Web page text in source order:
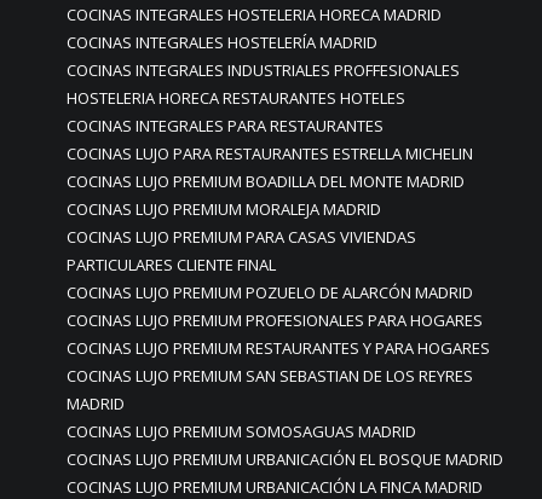
COCINAS INTEGRALES HOSTELERIA HORECA MADRID
COCINAS INTEGRALES HOSTELERÍA MADRID
COCINAS INTEGRALES INDUSTRIALES PROFFESIONALES
HOSTELERIA HORECA RESTAURANTES HOTELES
COCINAS INTEGRALES PARA RESTAURANTES
COCINAS LUJO PARA RESTAURANTES ESTRELLA MICHELIN
COCINAS LUJO PREMIUM BOADILLA DEL MONTE MADRID
COCINAS LUJO PREMIUM MORALEJA MADRID
COCINAS LUJO PREMIUM PARA CASAS VIVIENDAS
PARTICULARES CLIENTE FINAL
COCINAS LUJO PREMIUM POZUELO DE ALARCÓN MADRID
COCINAS LUJO PREMIUM PROFESIONALES PARA HOGARES
COCINAS LUJO PREMIUM RESTAURANTES Y PARA HOGARES
COCINAS LUJO PREMIUM SAN SEBASTIAN DE LOS REYRES
MADRID
COCINAS LUJO PREMIUM SOMOSAGUAS MADRID
COCINAS LUJO PREMIUM URBANICACIÓN EL BOSQUE MADRID
COCINAS LUJO PREMIUM URBANICACIÓN LA FINCA MADRID